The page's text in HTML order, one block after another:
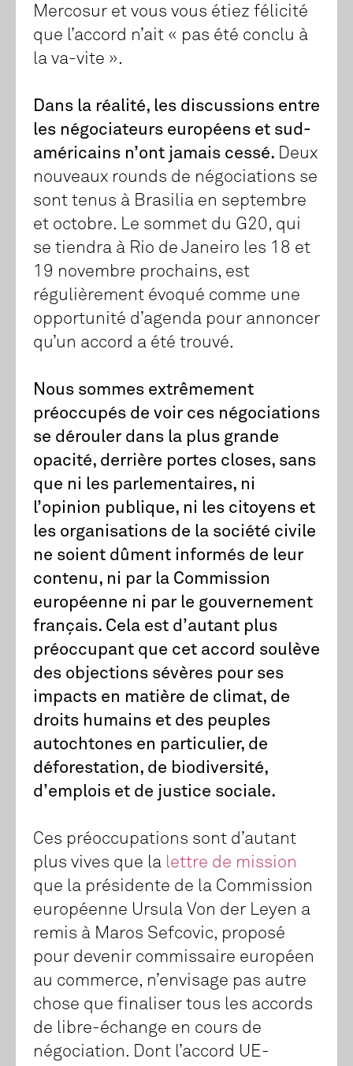
Mercosur et vous vous étiez félicité
que l’accord n’ait « pas été conclu à
la va-vite ».
Dans la réalité, les discussions entre
les négociateurs européens et sud-
américains n’ont jamais cessé. Deux
nouveaux rounds de négociations se
sont tenus à Brasilia en septembre
et octobre. Le sommet du G20, qui
se tiendra à Rio de Janeiro les 18 et
19 novembre prochains, est
régulièrement évoqué comme une
opportunité d’agenda pour annoncer
qu’un accord a été trouvé.
Nous sommes extrêmement
préoccupés de voir ces négociations
se dérouler dans la plus grande
opacité, derrière portes closes, sans
que ni les parlementaires, ni
l’opinion publique, ni les citoyens et
les organisations de la société civile
ne soient dûment informés de leur
contenu, ni par la Commission
européenne ni par le gouvernement
français. Cela est d’autant plus
préoccupant que cet accord soulève
des objections sévères pour ses
impacts en matière de climat, de
droits humains et des peuples
autochtones en particulier, de
déforestation, de biodiversité,
d’emplois et de justice sociale.
Ces préoccupations sont d’autant
plus vives que la lettre de mission
que la présidente de la Commission
européenne Ursula Von der Leyen a
remis à Maros Sefcovic, proposé
pour devenir commissaire européen
au commerce, n’envisage pas autre
chose que finaliser tous les accords
de libre-échange en cours de
négociation. Dont l’accord UE-